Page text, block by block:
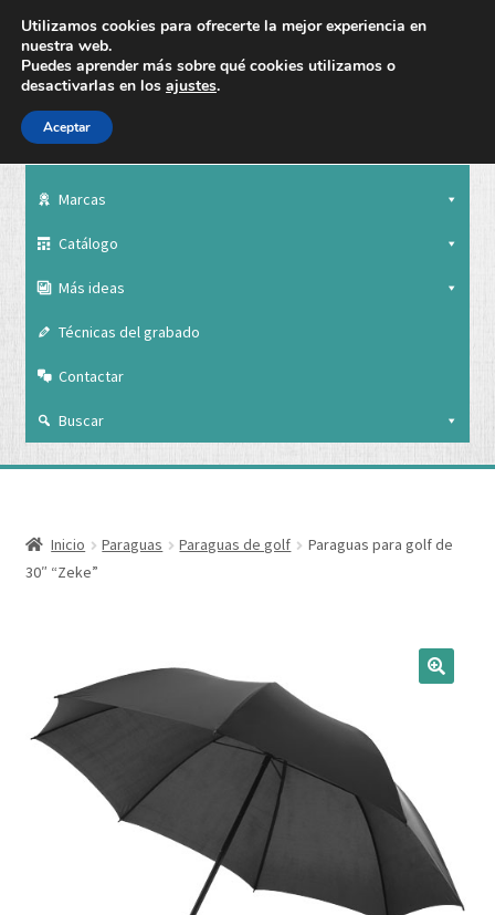
Marcas
Catálogo
Más ideas
Técnicas del grabado
Contactar
Buscar
Nuestra empresa
el
hijo
Técnicas del grabado
Contactar
Inicio Paraguas Paraguas de golf
Paraguas para golf de
30″ “Zeke”
Utilizamos cookies para ofrecerte la mejor experiencia en
nuestra web.
Puedes aprender más sobre qué cookies utilizamos o
desactivarlas en los ajustes.
Aceptar